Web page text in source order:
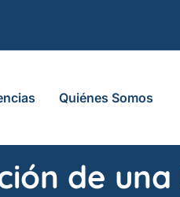
Quiénes Somos
de una